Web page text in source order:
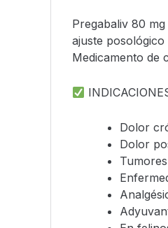
Pregabaliv 80
ajuste
Medicamento de
Dolor
Dolor